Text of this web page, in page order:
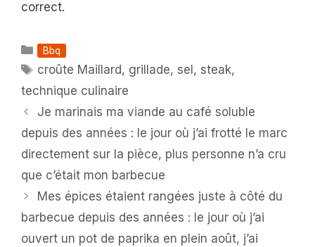
correct.
Catégories
Bbq
Étiquettes
croûte Maillard, grillade, sel , steak,
technique culinaire
Je marinais ma viande au café soluble
depuis des années : le jour où j’ai frotté le marc
directement sur la pièce, plus personne n’a cru
que c’était mon barbecue
Mes épices étaient rangées juste à côté du
barbecue depuis des années : le jour où j’ai
ouvert un pot de paprika en plein août, j’ai